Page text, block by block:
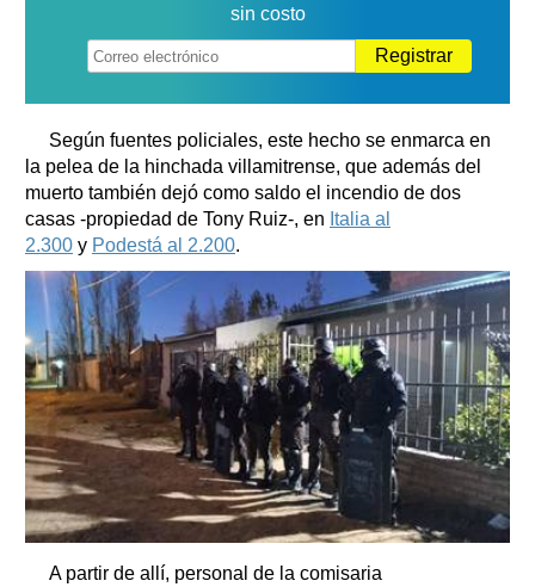
sin costo
Registrar
Según fuentes policiales, este hecho se enmarca en
la pelea de la hinchada villamitrense, que además del
muerto también dejó como saldo el incendio de dos
casas -propiedad de Tony Ruiz-, en Italia al
2.300 y Podestá al 2.200.
A partir de allí, personal de la comisaria